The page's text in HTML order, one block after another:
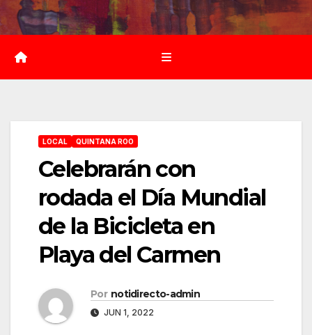
Saltar
al
contenido
LOCAL QUINTANA ROO
Celebrarán con
rodada el Día Mundial
de la Bicicleta en
Playa del Carmen
Por notidirecto-admin
JUN 1, 2022